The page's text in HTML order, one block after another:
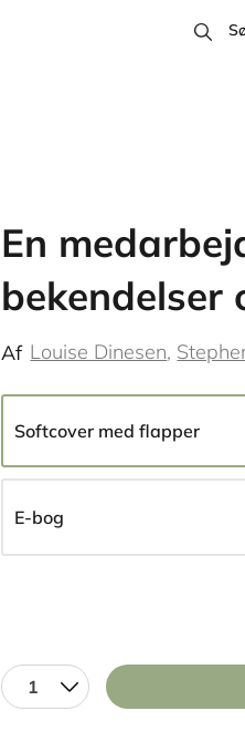
En
bekendelser
Af Louise Dinesen
Softcover med flapper
E-bog
1